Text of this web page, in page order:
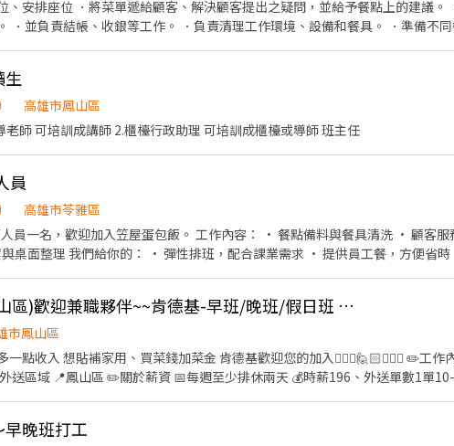
、安排座位 ．將菜單遞給顧客、解決顧客提出之疑問，並給予餐點上的建議
．並負責結帳、收銀等工作。 ．負責清理工作環境、設備和餐具。 ．準備不
生
高雄市鳳山區
老師 可培訓成講師 2.櫃檯行政助理 可培訓成櫃檯或導師 班主任
員
高雄市苓雅區
包飯。 工作內容： • 餐點備料與餐具清洗 • 顧客服務與簡單點餐作業 • 協助餐點
工餐，方便省時 • 團隊氛圍友好、易於融入 不
(外送區：鳳山區)歡迎兼職夥伴~~肯德基-早班/晚班/假日班 外送員-彈性排班 (騎公司車)
市鳳山區
想貼補家用、買菜錢加菜金 肯德基歡迎您的加入🙋🏻‍♀️🙋🏻🙋🏻‍♂️ ✏️工作內容 喜歡騎車優良駕駛外送靠你
晚班打工